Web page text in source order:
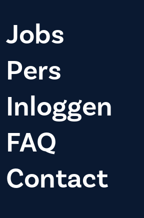
Jobs
Pers
Inloggen
FAQ
Contact